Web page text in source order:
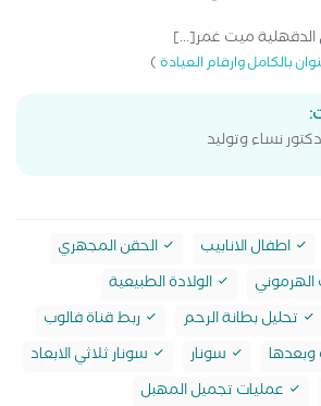
ميت غمر[...]
بالكامل وارقام العيادة)
نساء وتوليد
اطفال الانابيب
الحقن المجهري
الهرموني
الولادة الطبيعية
تحليل بطانة الرحم
ربط قناة فالوب
وبعدها
سونار
سونار ثلاثي الابعاد
عمليات تجميل المهبل